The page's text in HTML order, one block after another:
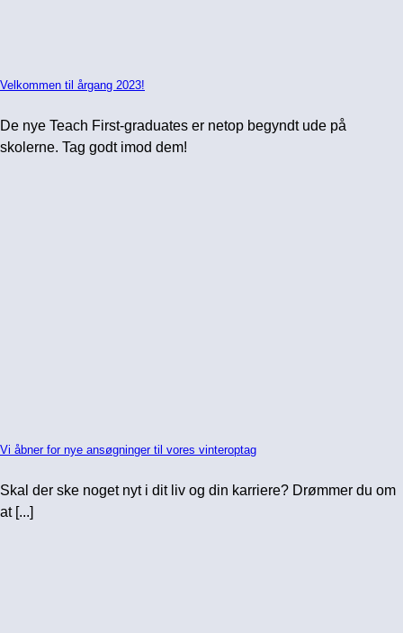
Velkommen til årgang 2023!
De nye Teach First-graduates er netop begyndt ude på
skolerne. Tag godt imod dem!
Vi åbner for nye ansøgninger til vores vinteroptag
Skal der ske noget nyt i dit liv og din karriere? Drømmer du om
at [...]